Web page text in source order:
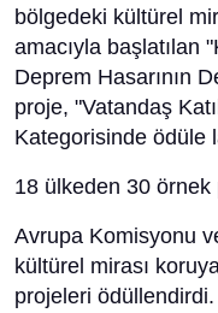
bölgedeki kültürel
amacıyla başlatılan
Deprem Hasarının
proje, "Vatandaş
Kategorisinde ödüle
18 ülkeden 30 örnek
Avrupa Komisyonu
kültürel mirası
projeleri